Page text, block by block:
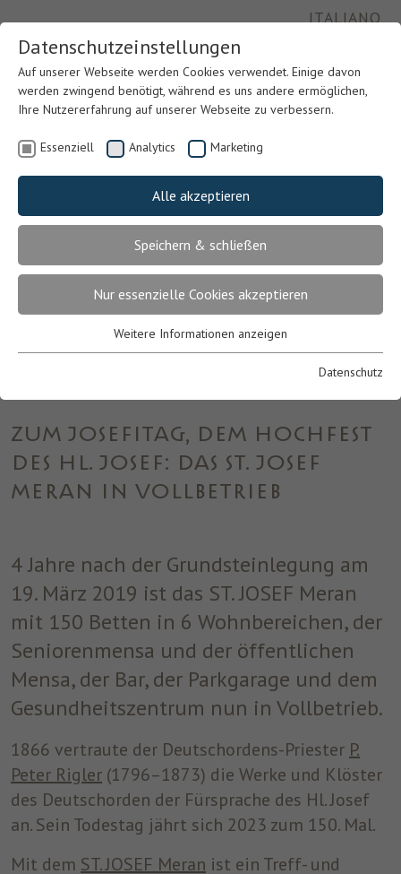
ITALIANO
Previous
ZUM JOSEFITAG, DEM HOCHFEST
DES HL. JOSEF: DAS ST. JOSEF
MERAN IN VOLLBETRIEB
4 Jahre nach der Grundsteinlegung am
19. März 2019 ist das ST. JOSEF Meran
mit 150 Betten in 6 Wohnbereichen, der
Seniorenmensa und der öffentlichen
Mensa, der Bar, der Parkgarage und dem
Gesundheitszentrum nun in Vollbetrieb.
1866 vertraute der Deutschordens-Priester P.
Peter Rigler (1796–1873) die Werke und Klöster
des Deutschorden der Fürsprache des Hl. Josef
an. Sein Todestag jährt sich 2023 zum 150. Mal.
Mit dem ST. JOSEF Meran ist ein Treff- und
Datenschutzeinstellungen
Auf unserer Webseite werden Cookies verwendet. Einige davon
werden zwingend benötigt, während es uns andere ermöglichen,
Ihre Nutzererfahrung auf unserer Webseite zu verbessern.
Essenziell Analytics Marketing
Alle akzeptieren
Speichern & schließen
Nur essenzielle Cookies akzeptieren
Essenzielle Cookies werden für grundlegende Funktionen der
einwandfrei funktioniert.
Name cookie_optin
Zweck
Dieses Cookie wird verwendet, um Ihre
Cookie-Einstellungen für diese Website zu
speichern.
Cookie-Informationen anzeigen
Analytics
Marketing
Benutzt um die Web-Navigation des Nutzers zu überwachen und
ein Profil seiner Gewohnheiten zu erstellen.
Name _fbp
Dieses Cookie wird von Facebook gesetzt,
um nach dem Besuch der Website entweder
Plattform, die von Facebook-Werbung
Cookie-Informationen anzeigen
Weitere Informationen anzeigen
Datenschutz